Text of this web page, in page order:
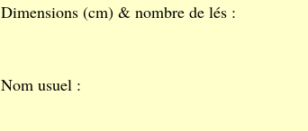
Dimensions (cm) & nombre de lés :
Nom usuel :